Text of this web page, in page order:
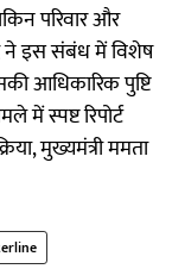
परिवार और
ने इस संबंध में विशेष
आधिकारिक पुष्टि
स्पष्ट रिपोर्ट
मुख्यमंत्री ममता